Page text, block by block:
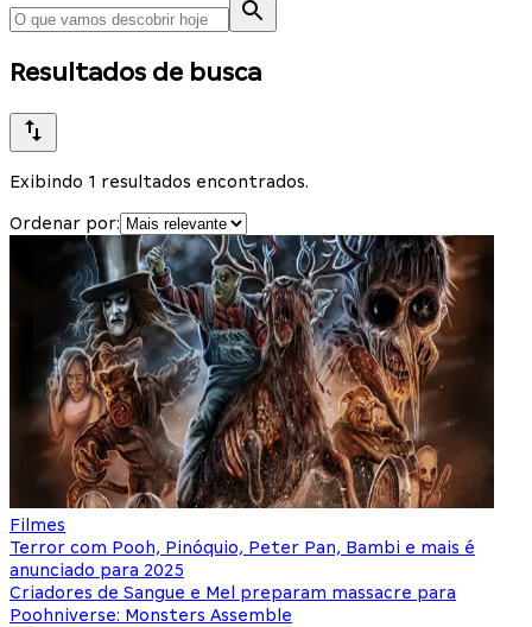
Resultados de busca
Exibindo 1 resultados encontrados.
Ordenar por:
Filmes
Terror com Pooh, Pinóquio, Peter Pan, Bambi e mais é
anunciado para 2025
Criadores de Sangue e Mel preparam massacre para
Poohniverse: Monsters Assemble